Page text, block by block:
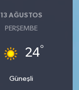
13 AĞUSTOS
PERŞEMBE
24°
Güneşli